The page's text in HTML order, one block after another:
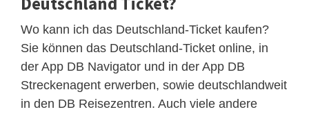
Wo kann ich das Deutschland-Ticket kaufen?
Sie können das Deutschland-Ticket online, in
der App DB Navigator und in der App DB
Streckenagent erwerben, sowie deutschlandweit
in den DB Reisezentren. Auch viele andere